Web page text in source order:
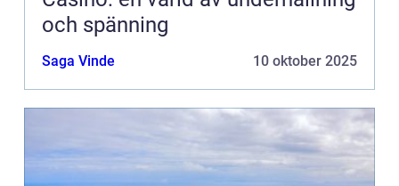
och spänning
Saga Vinde 10 oktober 2025